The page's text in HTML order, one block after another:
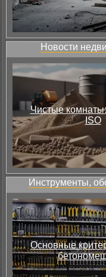
Новости
Чистые
ISO
Инструменты,
Основные